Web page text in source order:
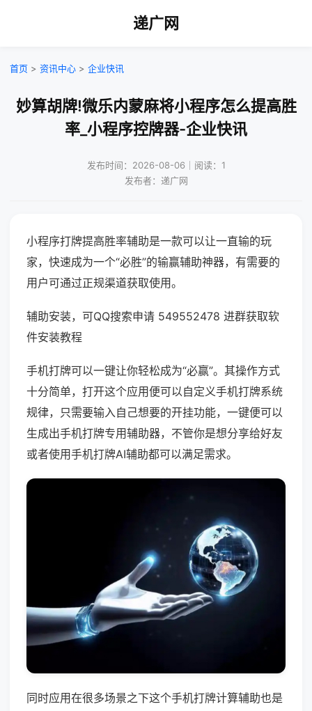
递广网
首页 > 资讯中心 > 企业快讯
妙算胡牌!微乐内蒙麻将小程序怎么提高胜
率_小程序控牌器-企业快讯
发布时间：2026-08-06｜阅读：1
发布者：递广网
小程序打牌提高胜率辅助是一款可以让一直输的玩
家，快速成为一个“必胜”的输赢辅助神器，有需要的
用户可通过正规渠道获取使用。
辅助安装，可QQ搜索申请 549552478 进群获取软
件安装教程
手机打牌可以一键让你轻松成为“必赢”。其操作方式
十分简单，打开这个应用便可以自定义手机打牌系统
规律，只需要输入自己想要的开挂功能，一键便可以
生成出手机打牌专用辅助器，不管你是想分享给好友
或者使用手机打牌AI辅助都可以满足需求。
同时应用在很多场景之下这个手机打牌计算辅助也是